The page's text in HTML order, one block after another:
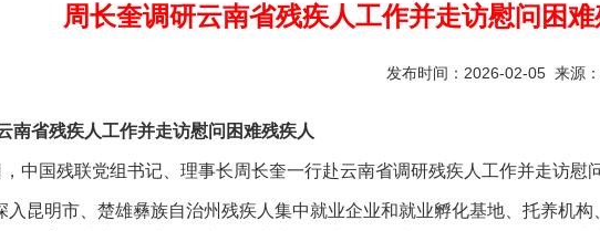
周长奎调研云南省残疾人工作并走访慰问困难
发布时间：2026-02-05 来源：
省残疾人工作并走访慰问困难残疾人
国残联党组书记、理事长周长奎一行赴云南省调研残疾人工作并走访慰问
明市、楚雄彝族自治州残疾人集中就业企业和就业孵化基地、托养机构